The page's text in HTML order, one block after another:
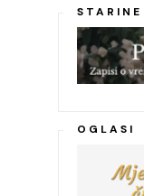
STARINE
OGLASI